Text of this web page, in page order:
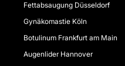
Fettabsaugung Düsseldorf
Gynäkomastie Köln
Botulinum Frankfurt am Main
Augenlider Hannover